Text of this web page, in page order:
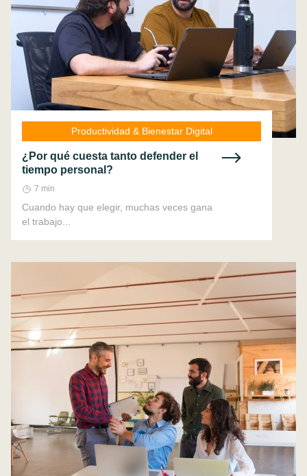
Productividad & Bienestar Digital
¿Por qué cuesta tanto defender el
tiempo personal?
7 min
Cuando hay que elegir, muchas veces gana
el trabajo...